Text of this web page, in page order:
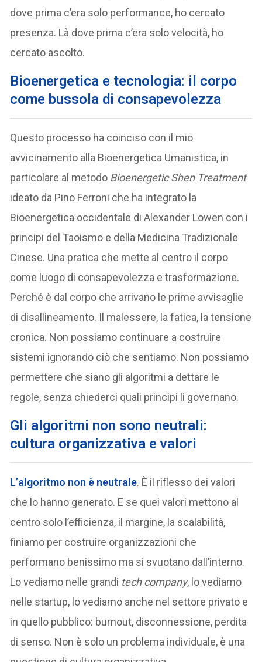
dove prima c’era solo performance, ho cercato
presenza. Là dove prima c’era solo velocità, ho
cercato ascolto.
Bioenergetica e tecnologia: il corpo
come bussola di consapevolezza
Questo processo ha coinciso con il mio
avvicinamento alla Bioenergetica Umanistica, in
particolare al metodo Bioenergetic Shen Treatment
ideato da Pino Ferroni che ha integrato la
Bioenergetica occidentale di Alexander Lowen con i
principi del Taoismo e della Medicina Tradizionale
Cinese. Una pratica che mette al centro il corpo
come luogo di consapevolezza e trasformazione.
Perché è dal corpo che arrivano le prime avvisaglie
di disallineamento. Il malessere, la fatica, la tensione
cronica. Non possiamo continuare a costruire
sistemi ignorando ciò che sentiamo. Non possiamo
permettere che siano gli algoritmi a dettare le
regole, senza chiederci quali principi li governano.
Gli algoritmi non sono neutrali:
cultura organizzativa e valori
L’algoritmo non è neutrale. È il riflesso dei valori
che lo hanno generato. E se quei valori mettono al
centro solo l’efficienza, il margine, la scalabilità,
finiamo per costruire organizzazioni che
performano benissimo ma si svuotano dall’interno.
Lo vediamo nelle grandi tech company, lo vediamo
nelle startup, lo vediamo anche nel settore privato e
in quello pubblico: burnout, disconnessione, perdita
di senso. Non è solo un problema individuale, è una